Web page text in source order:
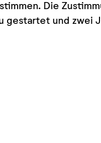
Die
gestartet und zwei